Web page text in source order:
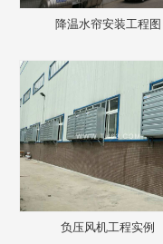
降温水帘安装工程图
负压风机工程实例